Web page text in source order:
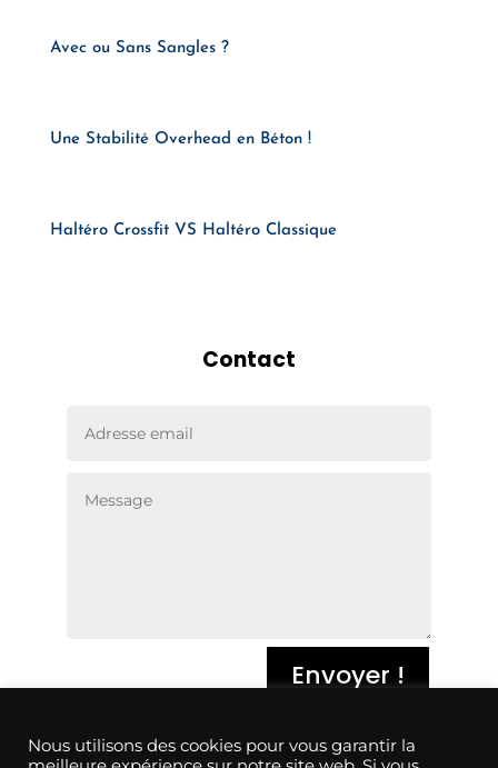
Avec ou Sans Sangles ?
Une Stabilité Overhead en Béton !
Haltéro Crossfit VS Haltéro Classique
Contact
Envoyer !
Conditions générales de vente
Nous utilisons des cookies pour vous garantir la